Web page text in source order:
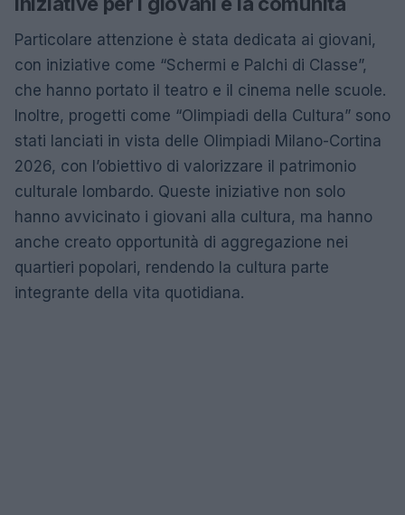
Particolare attenzione è stata dedicata ai giovani,
con iniziative come “Schermi e Palchi di Classe”,
che hanno portato il teatro e il cinema nelle scuole.
Inoltre, progetti come “Olimpiadi della Cultura” sono
stati lanciati in vista delle Olimpiadi Milano-Cortina
2026, con l’obiettivo di valorizzare il patrimonio
culturale lombardo. Queste iniziative non solo
hanno avvicinato i giovani alla cultura, ma hanno
anche creato opportunità di aggregazione nei
quartieri popolari, rendendo la cultura parte
integrante della vita quotidiana.